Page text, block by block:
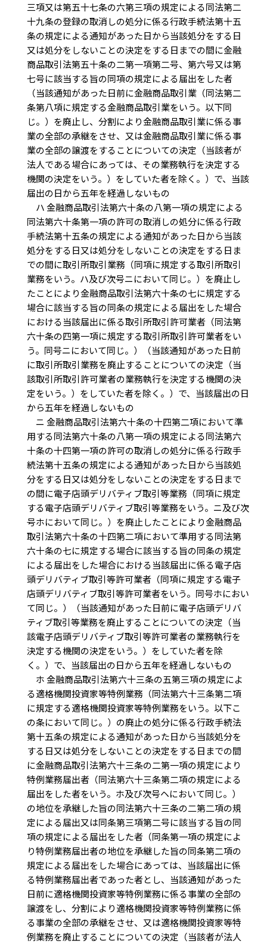
三項又は第五十七条の六第三項の規定による同法第二
十九条の登録の取消しの処分に係る行政手続法第十五
条の規定による通知があった日から当該処分をする日
又は処分をしないことの決定をする日までの間に金融
商品取引法第五十条の二第一項第二号、第六号又は第
七号に該当する旨の同項の規定による届出をした者
（当該通知があった日前に金融商品取引業（同法第二
条第八項に規定する金融商品取引業をいう。以下同
じ。）を廃止し、分割により金融商品取引業に係る事
業の全部の承継をさせ、又は金融商品取引業に係る事
業の全部の譲渡をすることについての決定（当該者が
法人である場合にあっては、その業務執行を決定する
機関の決定をいう。）をしていた者を除く。）で、当該
届出の日から五年を経過しないもの
ハ 金融商品取引法第六十条の八第一項の規定による
同法第六十条第一項の許可の取消しの処分に係る行政
手続法第十五条の規定による通知があった日から当該
処分をする日又は処分をしないことの決定をする日ま
での間に取引所取引業務（同項に規定する取引所取引
業務をいう。ハ及び次号ニにおいて同じ。）を廃止し
たことにより金融商品取引法第六十条の七に規定する
場合に該当する旨の同条の規定による届出をした場合
における当該届出に係る取引所取引許可業者（同法第
六十条の四第一項に規定する取引所取引許可業者をい
う。同号ニにおいて同じ。）（当該通知があった日前
に取引所取引業務を廃止することについての決定（当
該取引所取引許可業者の業務執行を決定する機関の決
定をいう。）をしていた者を除く。）で、当該届出の日
から五年を経過しないもの
ニ 金融商品取引法第六十条の十四第二項において準
用する同法第六十条の八第一項の規定による同法第六
十条の十四第一項の許可の取消しの処分に係る行政手
続法第十五条の規定による通知があった日から当該処
分をする日又は処分をしないことの決定をする日まで
の間に電子店頭デリバティブ取引等業務（同項に規定
する電子店頭デリバティブ取引等業務をいう。ニ及び次
号ホにおいて同じ。）を廃止したことにより金融商品
取引法第六十条の十四第二項において準用する同法第
六十条の七に規定する場合に該当する旨の同条の規定
による届出をした場合における当該届出に係る電子店
頭デリバティブ取引等許可業者（同項に規定する電子
店頭デリバティブ取引等許可業者をいう。同号ホにおい
て同じ。）（当該通知があった日前に電子店頭デリバ
ティブ取引等業務を廃止することについての決定（当
該電子店頭デリバティブ取引等許可業者の業務執行を
決定する機関の決定をいう。）をしていた者を除
く。）で、当該届出の日から五年を経過しないもの
ホ 金融商品取引法第六十三条の五第三項の規定によ
る適格機関投資家等特例業務（同法第六十三条第二項
に規定する適格機関投資家等特例業務をいう。以下こ
の条において同じ。）の廃止の処分に係る行政手続法
第十五条の規定による通知があった日から当該処分を
する日又は処分をしないことの決定をする日までの間
に金融商品取引法第六十三条の二第一項の規定により
特例業務届出者（同法第六十三条第二項の規定による
届出をした者をいう。ホ及び次号ヘにおいて同じ。）
の地位を承継した旨の同法第六十三条の二第二項の規
定による届出又は同条第三項第二号に該当する旨の同
項の規定による届出をした者（同条第一項の規定によ
り特例業務届出者の地位を承継した旨の同条第二項の
規定による届出をした場合にあっては、当該届出に係
る特例業務届出者であった者とし、当該通知があった
日前に適格機関投資家等特例業務に係る事業の全部の
譲渡をし、分割により適格機関投資家等特例業務に係
る事業の全部の承継をさせ、又は適格機関投資家等特
例業務を廃止することについての決定（当該者が法人